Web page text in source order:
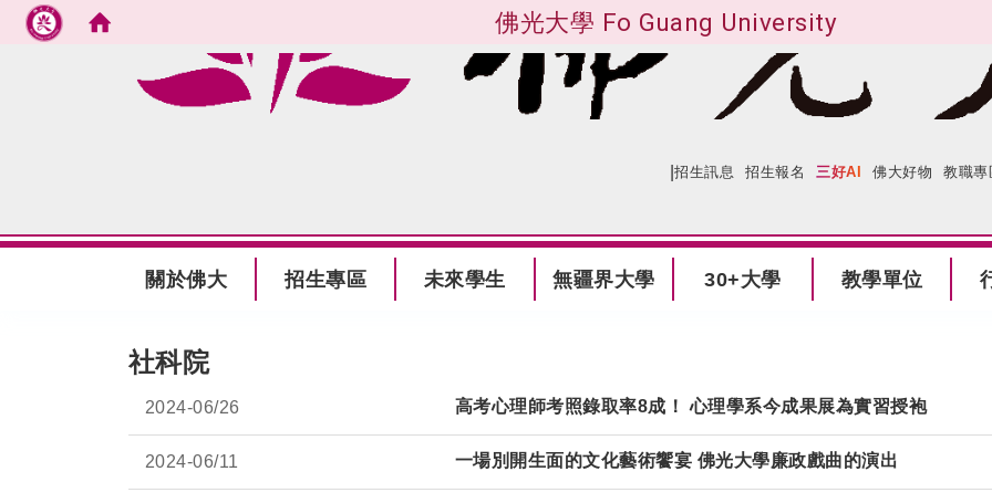
佛光大學 Fo Guang University
跳到主要內容
|招生訊息 招生報名 三好AI 佛大好物 教職專
關於佛大 招生專區 未來學生 無疆界大學 30+大學 教學單位
社科院
2024-06/26 高考心理師考照錄取率8成！ 心理學系今成果展為實習授袍
2024-06/11 一場別開生面的文化藝術饗宴 佛光大學廉政戲曲的演出